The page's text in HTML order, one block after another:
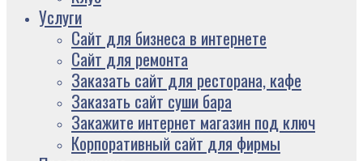
Услуги
Сайт для бизнеса в интернете
Сайт для ремонта
Заказать сайт для ресторана, кафе
Заказать сайт суши бара
Закажите интернет магазин под ключ
Корпоративный сайт для фирмы